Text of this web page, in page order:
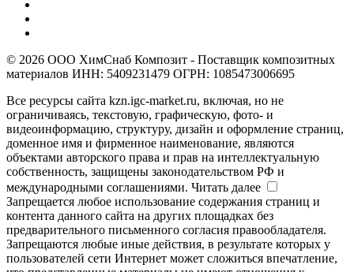
© 2026 ООО ХимСнаб Композит - Поставщик композитных
материалов ИНН: 5409231479 ОГРН: 1085473006695
Все ресурсы сайта kzn.igc-market.ru, включая, но не
ограничиваясь, текстовую, графическую, фото- и
видеоинформацию, структуру, дизайн и оформление страниц,
доменное имя и фирменное наименование, являются
объектами авторского права и прав на интеллектуальную
собственность, защищены законодательством РФ и
международными соглашениями. Читать далее
Запрещается любое использование содержания страниц и
контента данного сайта на других площадках без
предварительного письменного согласия правообладателя.
Запрещаются любые иные действия, в результате которых у
пользователей сети Интернет может сложиться впечатление,